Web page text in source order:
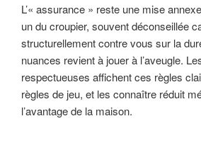
L’« assurance » reste une mise
un du croupier, souvent déconseillée
structurellement contre vous sur la
nuances revient à jouer à l’aveugle.
respectueuses affichent ces règles
règles de jeu, et les connaître réduit
l’avantage de la maison.